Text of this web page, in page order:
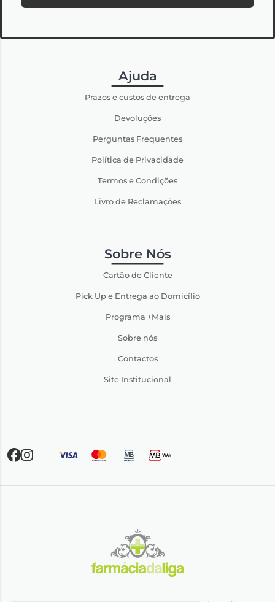
Ajuda
Prazos e custos de entrega
Devoluções
Perguntas Frequentes
Política de Privacidade
Termos e Condições
Livro de Reclamações
Sobre Nós
Cartão de Cliente
Pick Up e Entrega ao Domicílio
Programa +Mais
Sobre nós
Contactos
Site Institucional